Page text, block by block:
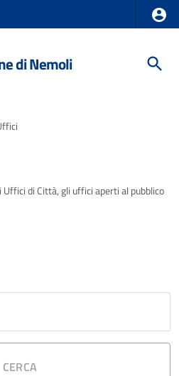
di Nemoli
di Città, gli uffici aperti al pubblico
CERCA